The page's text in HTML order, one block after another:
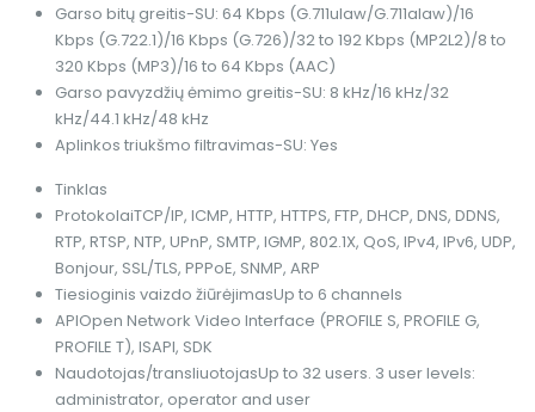
Garso bitų greitis-SU: 64 Kbps (G.711ulaw/G.711alaw)/16
Kbps (G.722.1)/16 Kbps (G.726)/32 to 192 Kbps (MP2L2)/8 to
320 Kbps (MP3)/16 to 64 Kbps (AAC)
Garso pavyzdžių ėmimo greitis-SU: 8 kHz/16 kHz/32
kHz/44.1 kHz/48 kHz
Aplinkos triukšmo filtravimas-SU: Yes
Tinklas
ProtokolaiTCP/IP, ICMP, HTTP, HTTPS, FTP, DHCP, DNS, DDNS,
RTP, RTSP, NTP, UPnP, SMTP, IGMP, 802.1X, QoS, IPv4, IPv6, UDP,
Bonjour, SSL/TLS, PPPoE, SNMP, ARP
Tiesioginis vaizdo žiūrėjimasUp to 6 channels
APIOpen Network Video Interface (PROFILE S, PROFILE G,
PROFILE T), ISAPI, SDK
Naudotojas/transliuotojasUp to 32 users. 3 user levels:
administrator, operator and user